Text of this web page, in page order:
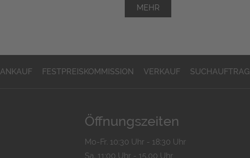
MEHR
ANKAUF FESTPREISKOMMISSION VERKAUF SUCHAUFTRAG
Öffnungszeiten
Mo-Fr. 10:30 Uhr - 18:30 Uhr
Sa. 11:00 Uhr - 15.00 Uhr